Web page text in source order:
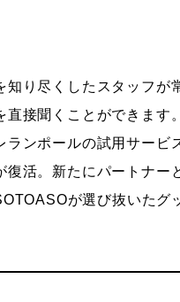
知り尽くしたスタッフが
直接聞くことができます
ランポールの試用サービ
復活。新たにパートナー
が選び抜いたグ